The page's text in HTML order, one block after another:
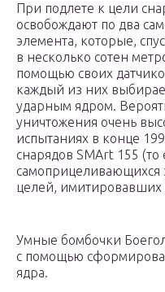
При подлете к цели
освобождают по два
элемента, которые,
в несколько сотен
помощью своих
каждый из них
ударным ядром.
уничтожения очень
испытаниях в конце
снарядов SMArt 155 (то
самоприцеливающихся
целей, имитировавших
Умные бомбочки
с помощью
ядра.